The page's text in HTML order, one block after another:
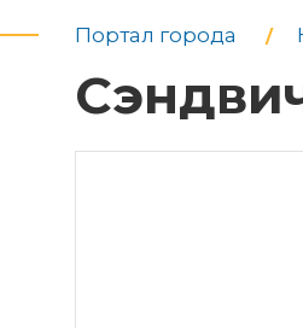
Портал города